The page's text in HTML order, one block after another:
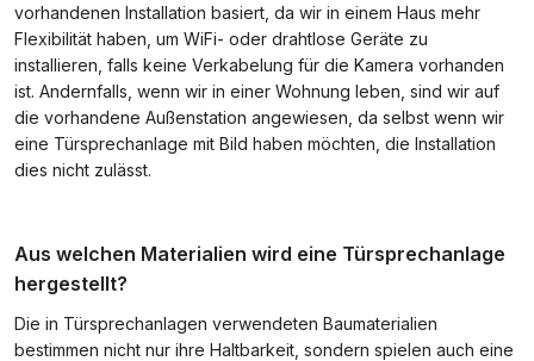
vorhandenen Installation basiert, da wir in einem Haus mehr
Flexibilität haben, um WiFi- oder drahtlose Geräte zu
installieren, falls keine Verkabelung für die Kamera vorhanden
ist. Andernfalls, wenn wir in einer Wohnung leben, sind wir auf
die vorhandene Außenstation angewiesen, da selbst wenn wir
eine Türsprechanlage mit Bild haben möchten, die Installation
dies nicht zulässt.
Aus welchen Materialien wird eine Türsprechanlage
hergestellt?
Die in Türsprechanlagen verwendeten Baumaterialien
bestimmen nicht nur ihre Haltbarkeit, sondern spielen auch eine